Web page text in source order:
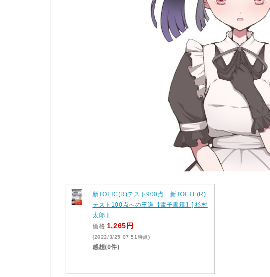
新TOEIC(R)テスト900点 新TOEFL(R)
テスト100点への王道【電子書籍】[ 杉村
太郎 ]
価格:1,265円
(2022/3/25 07:51時点)
感想(0件)